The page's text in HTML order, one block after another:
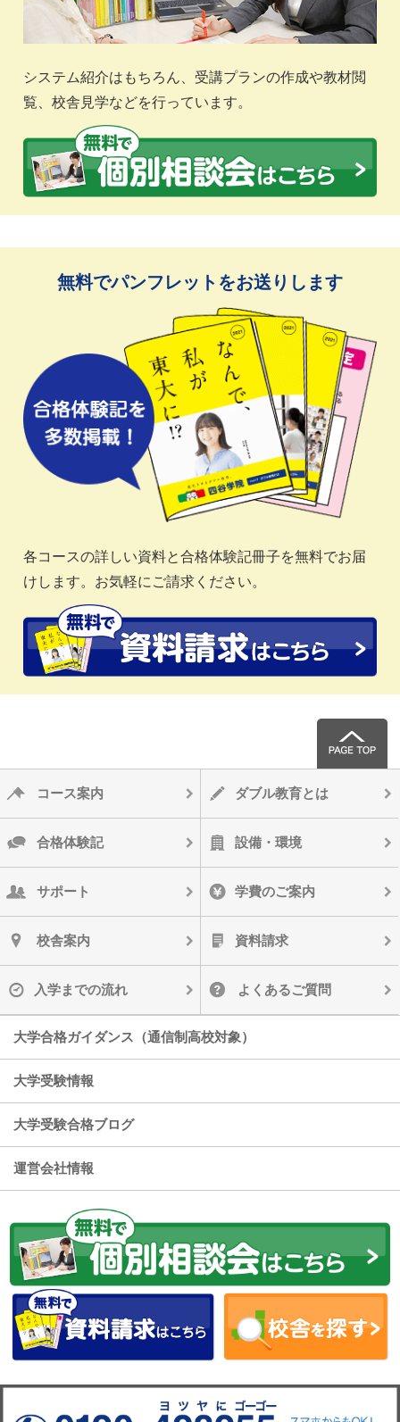
システム紹介はもちろん、受講プランの作成や教材閲
覧、校舎見学などを行っています。
無料でパンフレットをお送りします
各コースの詳しい資料と合格体験記冊子を無料でお届
けします。お気軽にご請求ください。
コース案内 ダブル教育とは
合格体験記 設備・環境
サポート 学費のご案内
校舎案内 資料請求
入学までの流れ よくあるご質問
大学合格ガイダンス（通信制高校対象）
大学受験情報
大学受験合格ブログ
運営会社情報